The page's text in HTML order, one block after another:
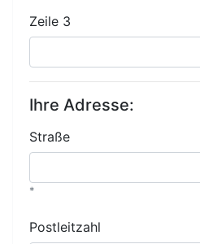
Zeile 3
Ihre Adresse:
Straße
*
Postleitzahl